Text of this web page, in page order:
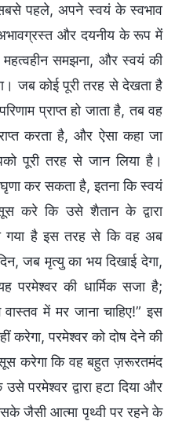
सबसे पहले, अपने स्वयं के स्वभाव
और दयनीय के रूप में
समझना, और स्वयं की
जब कोई पूरी तरह से देखता है
प्राप्त हो जाता है, तब वह
करता है, और ऐसा कहा जा
पूरी तरह से जान लिया है।
कर सकता है, इतना कि स्वयं
करे कि उसे शैतान के द्वारा
गया है इस तरह से कि वह अब
जब मृत्यु का भय दिखाई देगा,
परमेश्वर की धार्मिक सजा है;
में मर जाना चाहिए!” इस
करेगा, परमेश्वर को दोष देने की
करेगा कि वह बहुत ज़रूरतमंद
परमेश्वर द्वारा हटा दिया और
जैसी आत्मा पृथ्वी पर रहने के